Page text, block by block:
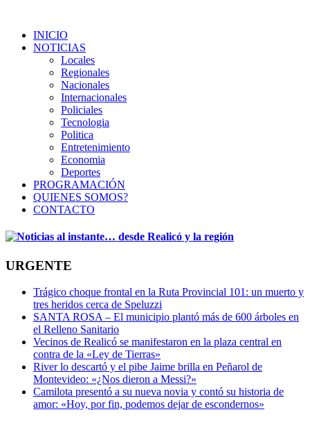
INICIO
NOTICIAS
Locales
Regionales
Nacionales
Internacionales
Policiales
Tecnologia
Politica
Entretenimiento
Economia
Deportes
PROGRAMACIÓN
QUIENES SOMOS?
CONTACTO
URGENTE
Trágico choque frontal en la Ruta Provincial 101: un muerto y
tres heridos cerca de Speluzzi
SANTA ROSA – El municipio plantó más de 600 árboles en
el Relleno Sanitario
Vecinos de Realicó se manifestaron en la plaza central en
contra de la «Ley de Tierras»
River lo descartó y el pibe Jaime brilla en Peñarol de
Montevideo: «¿Nos dieron a Messi?»
Camilota presentó a su nueva novia y contó su historia de
amor: «Hoy, por fin, podemos dejar de escondernos»